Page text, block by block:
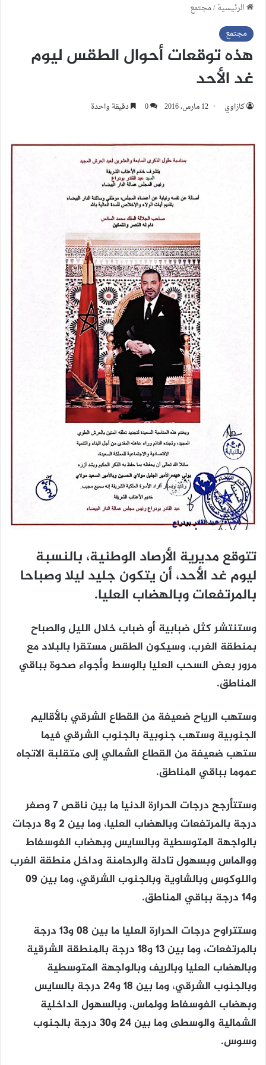
الرئيسية/مجتمع
مجتمع
هذه توقعات أحوال الطقس ليوم
غد الأحد
كازاوي 12 مارس، 2016 0 دقيقة واحدة
تتوقع مديرية الأرصاد الوطنية، بالنسبة
ليوم غد الأحد، أن يتكون جليد ليلا وصباحا
بالمرتفعات وبالهضاب العليا.
وستنتشر كثل ضبابية أو ضباب خلال الليل والصباح
بمنطقة الغرب، وسيكون الطقس مستقرا بالبلاد مع
مرور بعض السحب العليا بالوسط وأجواء صحوة بباقي
المناطق.
وستهب الرياح ضعيفة من القطاع الشرقي بالأقاليم
الجنوبية وستهب جنوبية بالجنوب الشرقي فيما
ستهب ضعيفة من القطاع الشمالي إلى متقلبة الاتجاه
عموما بباقي المناطق.
وستتأرجح درجات الحرارة الدنيا ما بين ناقص 7 وصفر
درجة بالمرتفعات وبالهضاب العليا، وما بين 2 و8 درجات
بالواجهة المتوسطية وبالسايس وبهضاب الفوسفاط
ووالماس وبسهول تادلة والرحامنة وداخل منطقة الغرب
واللوكوس وبالشاوية وبالجنوب الشرقي، وما بين 09
و14 درجة بباقي المناطق.
وستتراوح درجات الحرارة العليا ما بين 08 و13 درجة
بالمرتفعات، وما بين 13 و18 درجة بالمنطقة الشرقية
وبالهضاب العليا وبالريف وبالواجهة المتوسطية
وبالجنوب الشرقي، وما بين 18 و24 درجة بالسايس
وبهضاب الفوسفاط وولماس، وبالسهول الداخلية
الشمالية والوسطى وما بين 24 و30 درجة بالجنوب
وسوس.